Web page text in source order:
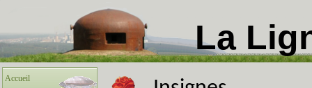
La
Accueil